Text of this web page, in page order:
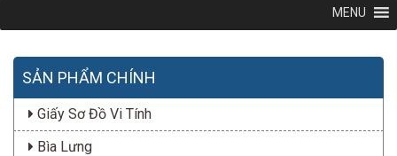
MENU
SẢN PHẨM CHÍNH
Giấy Sơ Đồ Vi Tính
Bìa Lưng